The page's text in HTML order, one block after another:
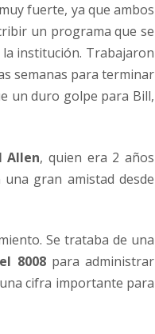
fuerte, ya que ambos
un programa que se
institución. Trabajaron
semanas para terminar
un duro golpe para Bill,
Allen, quien era 2 años
gran amistad desde
Se trataba de una
8008para administrar
cifra importante para